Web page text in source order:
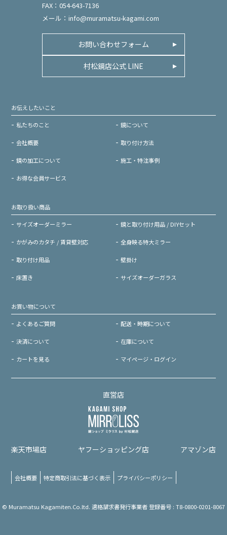
FAX：054-643-7136
メール： info@muramatsu-kagami.com
お問い合わせフォーム
村松鏡店公式 LINE
お伝えしたいこと
私たちのこと 鏡について
会社概要 取り付け方法
鏡の加工について 施工・特注事例
お得な会員サービス
お取り扱い商品
サイズオーダーミラー 鏡と取り付け用品 / DIYセット
かがみのカタチ / 賃貸壁対応 全身映る特大ミラー
取り付け用品 壁掛け
床置き サイズオーダーガラス
お買い物について
よくあるご質問 配送・時期について
決済について 在庫について
カートを見る マイページ・ログイン
直営店
楽天市場店 ヤフーショッピング店 アマゾン店
会社概要 特定商取引法に基づく表示 プライバシーポリシー
© Muramatsu Kagamiten.Co.ltd. 適格請求書発行事業者 登録番号 : T8-0800-0201-8067